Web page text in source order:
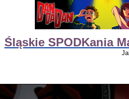
Śląskie SPODKania